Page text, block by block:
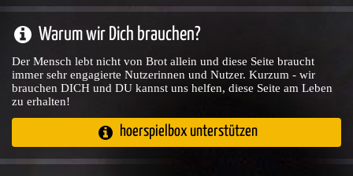
Warum wir Dich brauchen?
Der Mensch lebt nicht von Brot allein und diese Seite braucht
immer sehr engagierte Nutzerinnen und Nutzer. Kurzum - wir
brauchen DICH und DU kannst uns helfen, diese Seite am Leben
zu erhalten!
hoerspielbox unterstützen